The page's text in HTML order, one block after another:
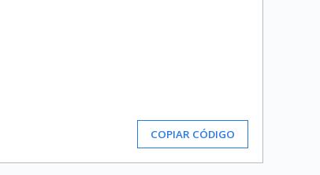
COPIAR CÓDIGO